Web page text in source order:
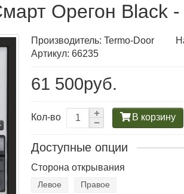
Орегон Black
Производитель:Termo-Door
Артикул: 66235
61 500руб.
Кол-во В корзину
Доступные опции
Сторона открывания
Левое Правое